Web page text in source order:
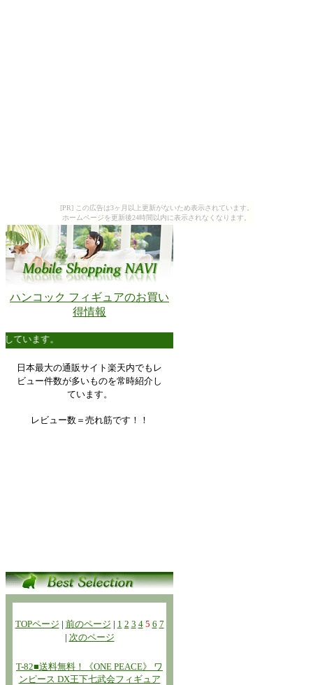
[PR] この広告は3ヶ月以上更新がないため表示されています。
ホームページを更新後24時間以内に表示されなくなります。
ハンコック フィギュアのお買い
得情報
います。
日本最大の通販サイト楽天内でもレ
ビュー件数が多いものを常時紹介し
ています。
レビュー数＝売れ筋です！！
TOPページ | 前のページ | 1 2 3 4 5 6 7
| 次のページ
T-82■送料無料！《ONE PEACE》 ワ
ンピース DX王下七武会フィギュア